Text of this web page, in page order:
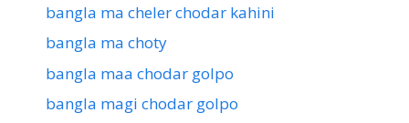
bangla ma cheler chodar kahini
bangla ma choty
bangla maa chodar golpo
bangla magi chodar golpo